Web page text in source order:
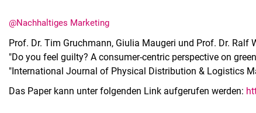
@Nachhaltiges Marketing
Prof. Dr. Tim Gruchmann, Giulia Maugeri und Prof. Dr. Ralf
"Do you feel guilty? A consumer-centric perspective on
"International Journal of Physical Distribution & Logistics
Das Paper kann unter folgenden Link aufgerufen werden: